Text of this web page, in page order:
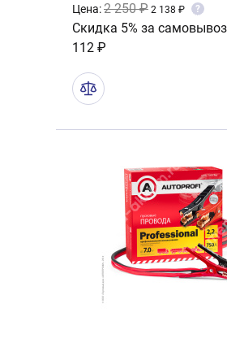
Цена:2 250 ₽ 2 138 ₽ ?
Скидка 5% за самовывоз
112 ₽